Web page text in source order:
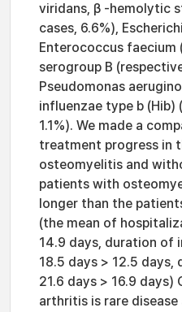
viridans, β -hemolytic
cases, 6.6%),
Enterococcus faecium
serogroup B
Pseudomonas
influenzae type b (Hib)
1.1%). We made a
treatment progress in
osteomyelitis and
patients with
longer than the
(the mean of
14.9 days, duration of
18.5 days > 12.5
21.6 days > 16.9 days)
arthritis is rare